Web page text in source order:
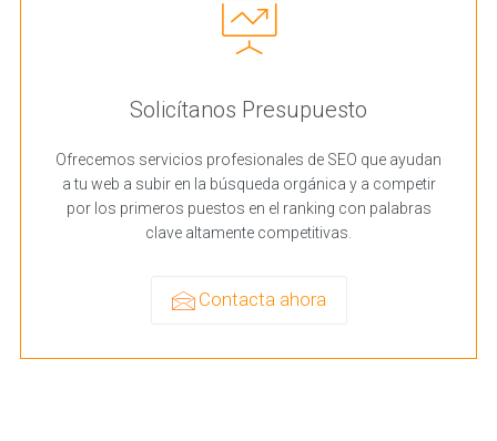
Solicítanos Presupuesto
Ofrecemos servicios profesionales de SEO que ayudan
a tu web a subir en la búsqueda orgánica y a competir
por los primeros puestos en el ranking con palabras
clave altamente competitivas.
Contacta ahora